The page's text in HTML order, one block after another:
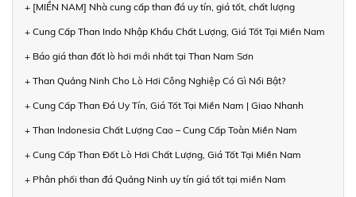
+ [MIỀN NAM] Nhà cung cấp than đá uy tín, giá tốt, chất lượng
+ Cung Cấp Than Indo Nhập Khẩu Chất Lượng, Giá Tốt Tại Miền Nam
+ Báo giá than đốt lò hơi mới nhất tại Than Nam Sơn
+ Than Quảng Ninh Cho Lò Hơi Công Nghiệp Có Gì Nổi Bật?
+ Cung Cấp Than Đá Uy Tín, Giá Tốt Tại Miền Nam | Giao Nhanh
+ Than Indonesia Chất Lượng Cao – Cung Cấp Toàn Miền Nam
+ Cung Cấp Than Đốt Lò Hơi Chất Lượng, Giá Tốt Tại Miền Nam
+ Phân phối than đá Quảng Ninh uy tín giá tốt tại miền Nam